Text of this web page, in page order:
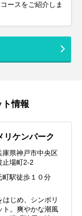
ースをご紹介しま
情報
リケンパーク
庫県神戸市中央区
止場町2-2
町駅徒歩１０分
じめ、シンボリ
ト。爽やかな潮風